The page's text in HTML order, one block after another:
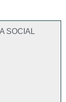
SOCIAL